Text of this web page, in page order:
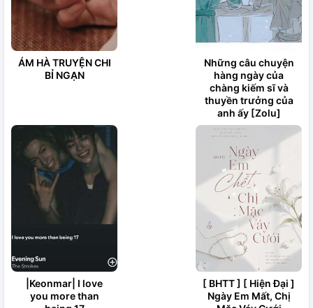
ÁM HÀ TRUYỆN CHI
BỈ NGẠN
Những câu chuyện
hàng ngày của
chàng kiếm sĩ và
thuyền trưởng của
anh ấy [Zolu]
|Keonmar| I love
you more than
[ BHTT ] [ Hiện Đại ]
Ngày Em Mất, Chị